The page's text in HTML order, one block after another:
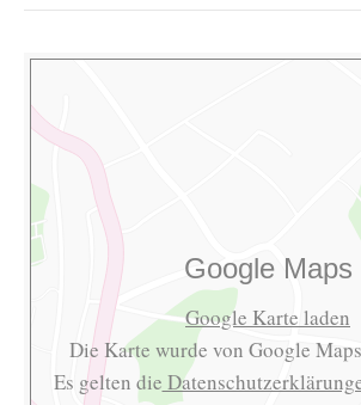
Google Maps
Google Karte laden
Die Karte wurde von Google
Es gelten die